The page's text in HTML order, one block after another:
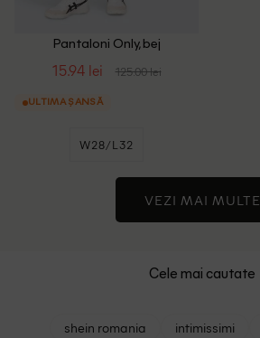
Pantaloni Only, bej
15.94 lei 125.00 lei
ULTIMA ȘANSĂ
W28/L32
VEZI MAI MULTE
Cele mai cautate
shein romania intimissimi